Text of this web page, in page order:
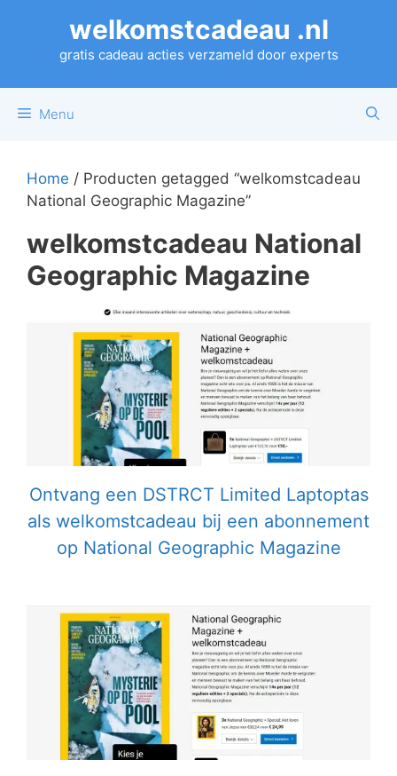
welkomstcadeau .nl
gratis cadeau acties verzameld door experts
Menu
Home / Producten getagged “welkomstcadeau
National Geographic Magazine”
welkomstcadeau National
Geographic Magazine
Ontvang een DSTRCT Limited Laptoptas
als welkomstcadeau bij een abonnement
op National Geographic Magazine